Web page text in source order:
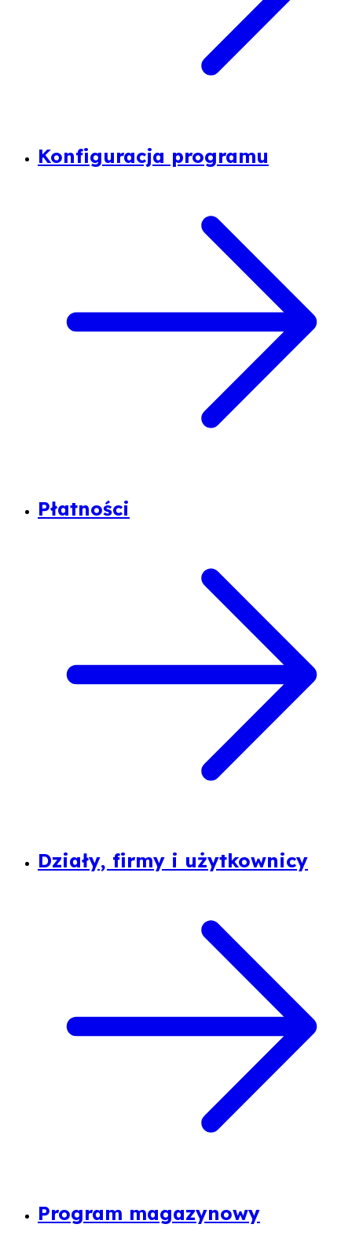
Konfiguracja programu
Płatności
Działy, firmy i użytkownicy
Program magazynowy